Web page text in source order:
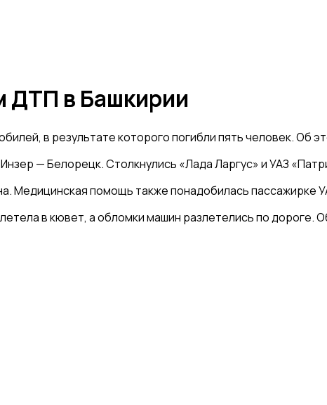
ДТП в Башкирии
в результате которого погибли пять человек. Об
— Белорецк. Столкнулись «Лада Ларгус» и УАЗ
Медицинская помощь также понадобилась пассажирке
в кювет, а обломки машин разлетелись по дороге.